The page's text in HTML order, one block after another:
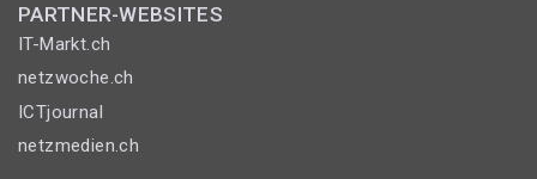
PARTNER-WEBSITES
IT-Markt.ch
netzwoche.ch
ICTjournal
netzmedien.ch